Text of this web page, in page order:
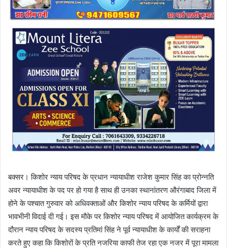
बक्सर। किशोर न्याय परिषद के प्रधान न्यायाधीश राजेश कुमार सिंह का प्रोन्नति
अवर न्यायाधीश के पद पर हो गया है साथ ही उनका स्थानांतरण औरंगाबाद जिला में
होने के पश्चात गुरुवार को अधिवक्ताओं और किशोर न्याय परिषद के कर्मियों द्वारा
भावभीनी विदाई दी गई। इस मौके पर किशोर न्याय परिषद में आयोजित कार्यक्रम के
दौरान न्याय परिषद के सदस्य प्रतिमां सिंह ने पूर्व न्यायाधीश के कार्यों की सराहना
करते हुए कहा कि किशोरों के प्रति नजरिया काफी तेज रहा एक नजर में पूरा मामला